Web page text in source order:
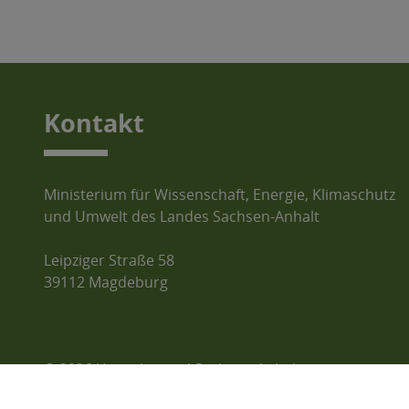
Kontakt
Ministerium für Wissenschaft, Energie, Klimaschutz
und Umwelt des Landes Sachsen-Anhalt
Leipziger Straße 58
39112 Magdeburg
© 2026 Umweltportal Sachsen-Anhalt